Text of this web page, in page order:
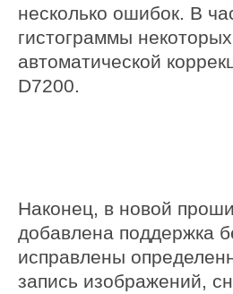
несколько ошибок. В
гистограммы
автоматической
D7200.
Наконец, в новой
добавлена поддержка
исправлены
запись изображений,